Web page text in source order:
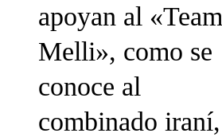
apoyan al «Team
Melli», como se
conoce al
combinado iraní,